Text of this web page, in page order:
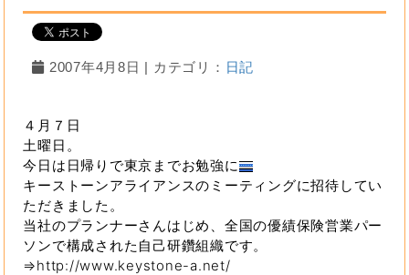
2007年4月8日 | カテゴリ： 日記
４月７日
土曜日。
今日は日帰りで東京までお勉強に
キーストーンアライアンスのミーティングに招待してい
ただきました。
当社のプランナーさんはじめ、全国の優績保険営業パー
ソンで構成された自己研鑽組織です。
⇒http://www.keystone-a.net/